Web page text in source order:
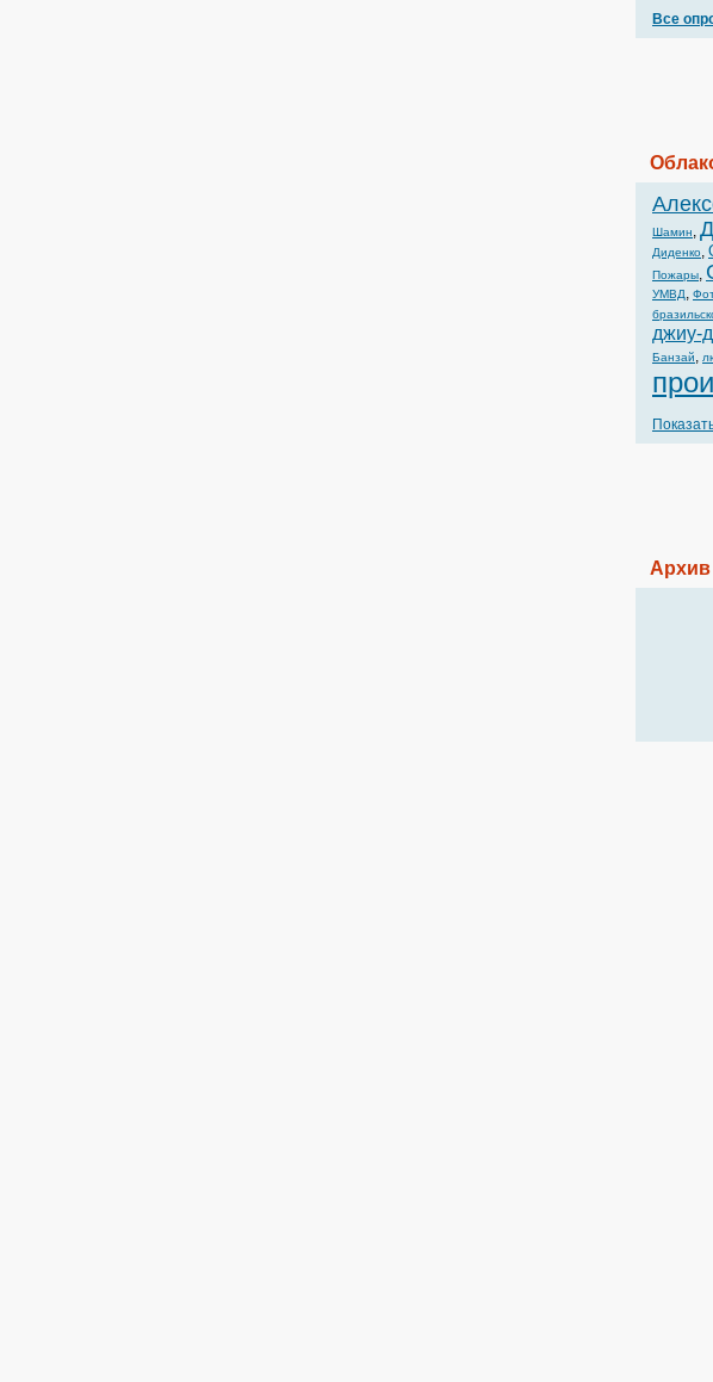
Все
Шамин,
Диденко,
Пожары,
УМВД,
джиу-
Банзай,
Архив